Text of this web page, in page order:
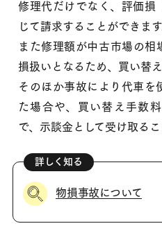
修理代だけでなく、評価損
じて請求することができます
また修理額が中古市場の相
損扱いとなるため、買い替
そのほか事故により代車を
た場合や、買い替え手数
で、示談金として受け取るこ
物損事故について